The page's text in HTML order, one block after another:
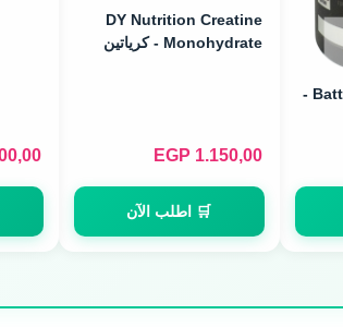
Battle Fuel Iron Warrior -
DY Nutrition Creatine
Monohydrate - كرياتين
1.150,00
EGP
🛒 اطلب الآن